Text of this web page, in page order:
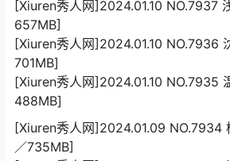
[Xiuren秀人网]2024.01.10 NO.7937
657MB]
[Xiuren秀人网]2024.01.10 NO.7936
701MB]
[Xiuren秀人网]2024.01.10 NO.7935
488MB]
[Xiuren秀人网]2024.01.09 NO.7934
／735MB]